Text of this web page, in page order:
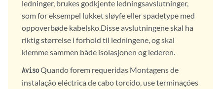
ledninger, brukes godkjente ledningsavslutninger,
som for eksempel lukket sløyfe eller spadetype med
oppoverbøde kabelsko.Disse avslutningene skal ha
riktig størrelse i forhold til ledningene, og skal
klemme sammen både isolasjonen og lederen.
AvisoQuando forem requeridas Montagens de
instalação eléctrica de cabo torcido, use terminaçóes